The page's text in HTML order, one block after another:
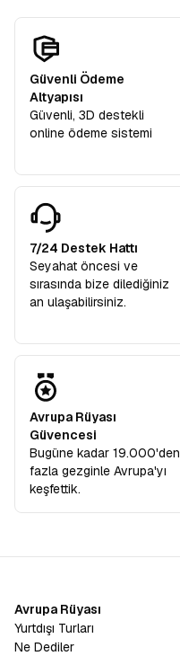
Güvenli Ödeme
Altyapısı
Güvenli, 3D destekli
online ödeme sistemi
7/24 Destek Hattı
Seyahat öncesi ve
sırasında bize dilediğiniz
an ulaşabilirsiniz.
Avrupa Rüyası
Güvencesi
Bugüne kadar 19.000'den
fazla gezginle Avrupa'yı
keşfettik.
Avrupa Rüyası
Yurtdışı Turları
Ne Dediler